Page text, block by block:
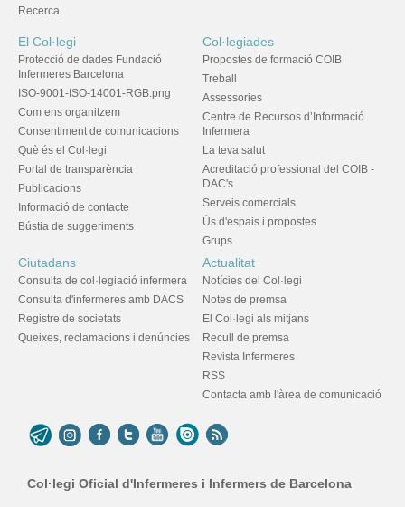
Recerca
El Col·legi
Protecció de dades Fundació
Infermeres Barcelona
ISO-9001-ISO-14001-RGB.png
Com ens organitzem
Consentiment de comunicacions
Què és el Col·legi
Portal de transparència
Publicacions
Informació de contacte
Bústia de suggeriments
Col·legiades
Propostes de formació COIB
Treball
Assessories
Centre de Recursos d’Informació
Infermera
La teva salut
Acreditació professional del COIB -
DAC's
Serveis comercials
Ús d'espais i propostes
Grups
Ciutadans
Consulta de col·legiació infermera
Consulta d'infermeres amb DACS
Registre de societats
Queixes, reclamacions i denúncies
Actualitat
Notícies del Col·legi
Notes de premsa
El Col·legi als mitjans
Recull de premsa
Revista Infermeres
RSS
Contacta amb l'àrea de comunicació
Col·legi Oficial d'Infermeres i Infermers de Barcelona